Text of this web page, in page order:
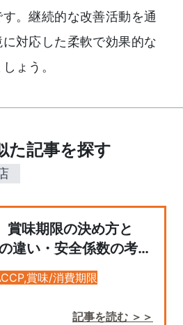
。継続的な改善活動を通
対応した柔軟で効果的な
ょう。
た記事を探す
味期限の決め方と
違い・安全係数の考え
く解説
賞味/消費期限
記事を読む ＞＞